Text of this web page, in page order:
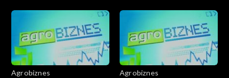
Agrobiznes
Agrobiznes